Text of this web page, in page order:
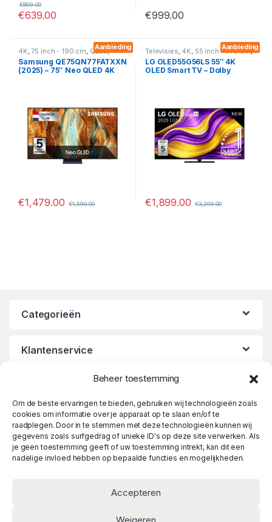
Beheer toestemming
Om de beste ervaringen te bieden, gebruiken wij technologieën zoals
cookies om informatie over je apparaat op te slaan en/of te
raadplegen. Door in te stemmen met deze technologieën kunnen wij
gegevens zoals surfgedrag of unieke ID's op deze site verwerken. Als
je geen toestemming geeft of uw toestemming intrekt, kan dit een
nadelige invloed hebben op bepaalde functies en mogelijkheden.
Accepteren
Weigeren
€639.00
€899.00
€999.00
Aanbieding
4K ,75 inch - 190 cm QLED,
Smart Televisies
Samsung QE75QN77FATXXN
(2025) – 75″ Neo QLED 4K
€1,479.00 €1,599.00
Aanbieding
Televisies 4K 55 inch - 140 cm,
OLED, Smart
LG OLED55G56LS 55″ 4K
OLED Smart TV – Dolby
€1,899.00 €3,299.00
Categorieën
Klantenservice